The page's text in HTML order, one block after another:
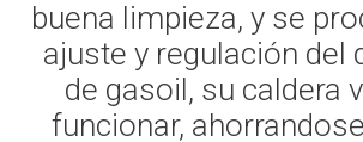
buena limpieza, y se
ajuste y regulación del
de gasoil, su caldera
funcionar,